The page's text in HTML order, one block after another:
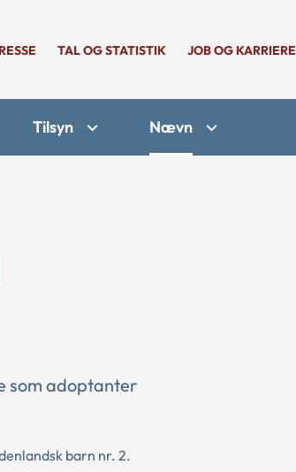
TAL OG STATISTIK JOB OG KARRIERE
Tilsyn Nævn
som adoptanter
barn nr. 2.